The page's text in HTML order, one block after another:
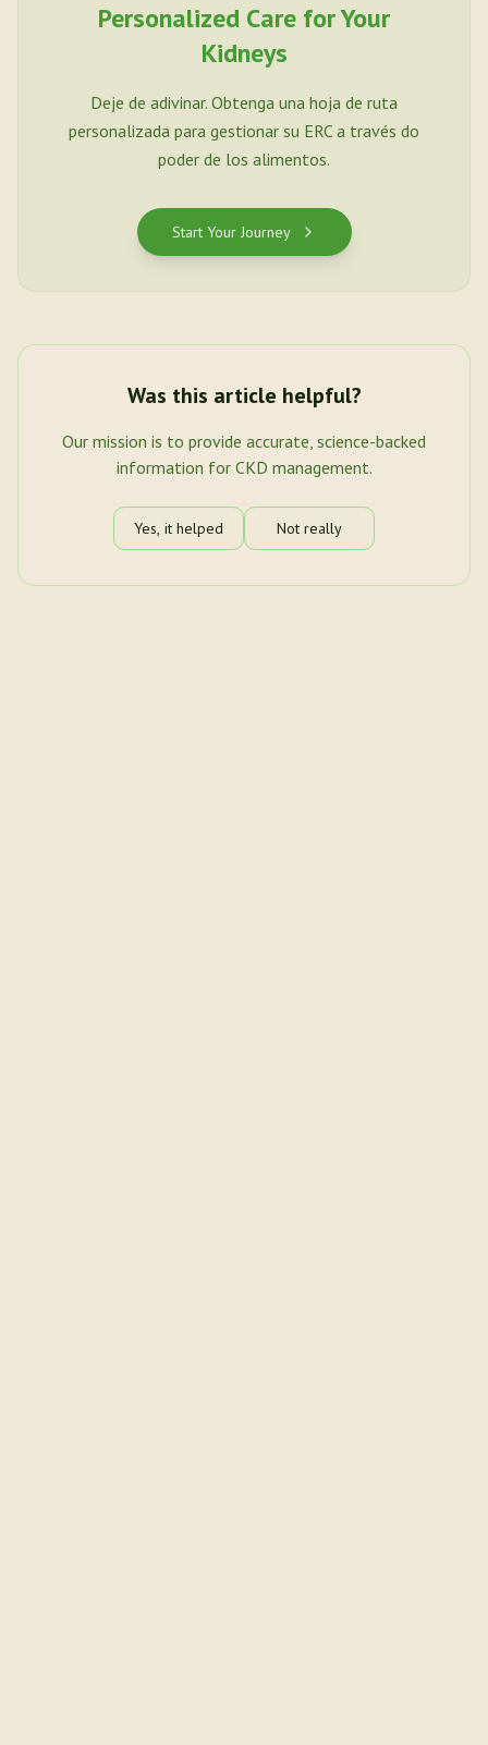
Personalized Care for Your
Kidneys
Deje de adivinar. Obtenga una hoja de ruta
personalizada para gestionar su ERC a través do
poder de los alimentos.
Start Your Journey
Was this article helpful?
Our mission is to provide accurate, science-backed
information for CKD management.
Yes, it helped Not really